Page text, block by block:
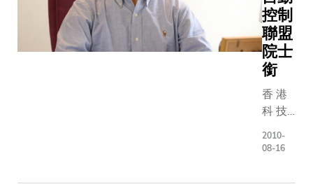
作 為
世 界
級 大
學 更
上 層
樓 。
翁 博
意 返
番 新
的 體
會 。
不 少
同 學
畢 業
後 加
入 復
康 設
業 ，
環 再 造
。 去 年
， 科 大
在 達 到
該 計 劃
所 有 要
求 之 後
「 模 範
成 員 」
係 。
戴 教
授 憑
著 研
究 暴
脹 宇
宙 現
傑 出
「 認
知 無
線 電
」 技
術 進
行 了
系 統
性 研
究 ，
得 了
控制
聯盟
院士
銜
香 港
科 技
(科 大)
2010-
08-16